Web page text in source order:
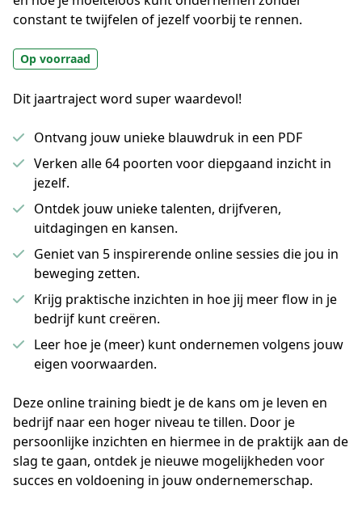
constant te twijfelen of jezelf voorbij te rennen.
Op voorraad
Dit jaartraject word super waardevol!
Ontvang jouw unieke blauwdruk in een PDF
Verken alle 64 poorten voor diepgaand inzicht in
jezelf.
Ontdek jouw unieke talenten, drijfveren,
uitdagingen en kansen.
Geniet van 5 inspirerende online sessies die jou in
beweging zetten.
Krijg praktische inzichten in hoe jij meer flow in je
bedrijf kunt creëren.
Leer hoe je (meer) kunt ondernemen volgens jouw
eigen voorwaarden.
Deze online training biedt je de kans om je leven en
bedrijf naar een hoger niveau te tillen. Door je
persoonlijke inzichten en hiermee in de praktijk aan de
slag te gaan, ontdek je nieuwe mogelijkheden voor
succes en voldoening in jouw ondernemerschap.